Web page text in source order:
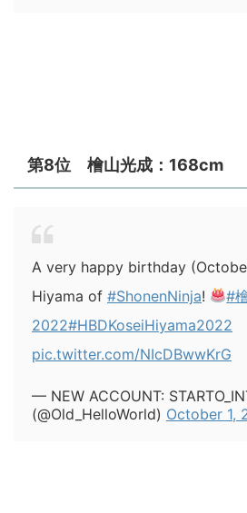
第8位 檜山光成：168cm
A very happy birthday
Hiyama of #ShonenNinja!
#
2022#HBDKoseiHiyama2022
pic.twitter.com/NIcDBwwKrG
— NEW ACCOUNT:
(@Old_HelloWorld) October 1,